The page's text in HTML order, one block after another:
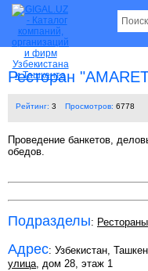
Ресторан
Рейтинг: 3 Просмотров: 6778
Проведение банкетов,
обедов.
Подразделы: Рестораны
Адрес: Узбекистан,
улица, дом 28, этаж 1